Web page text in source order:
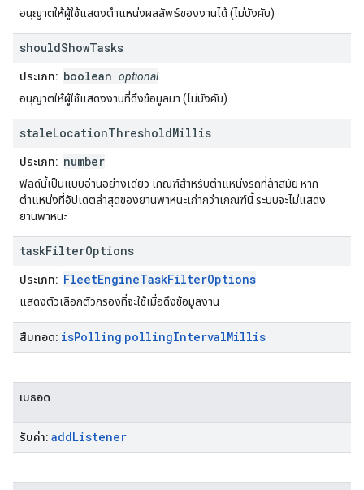
อนุญาตให้ผู้ใช้แสดงตำแหน่งผลลัพธ์ของงานได้ (ไม่บังคับ)
shouldShowTasks
ประเภท: boolean optional
อนุญาตให้ผู้ใช้แสดงงานที่ดึงข้อมูลมา (ไม่บังคับ)
staleLocationThresholdMillis
ประเภท: number
ฟิลด์นี้เป็นแบบอ่านอย่างเดียว เกณฑ์สำหรับตำแหน่งรถที่ล้าสมัย หาก
ตำแหน่งที่อัปเดตล่าสุดของยานพาหนะเก่ากว่าเกณฑ์นี้ ระบบจะไม่แสดง
ยานพาหนะ
taskFilterOptions
ประเภท: FleetEngineTaskFilterOptions
แสดงตัวเลือกตัวกรองที่จะใช้เมื่อดึงข้อมูลงาน
สืบทอด: isPolling pollingIntervalMillis
เมธอด
รับค่า: addListener